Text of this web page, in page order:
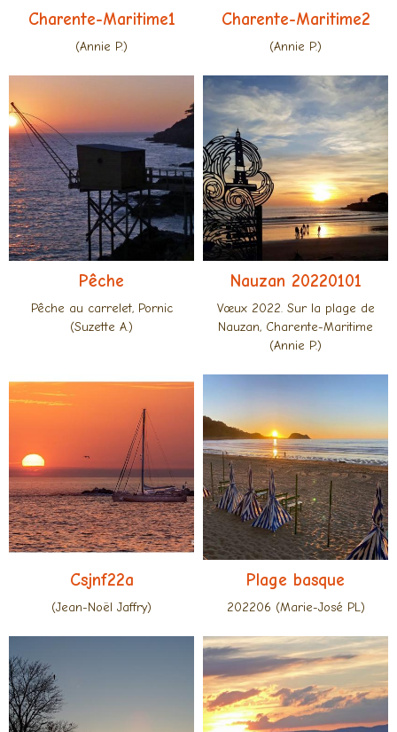
Charente-Maritime1
(Annie P.)
Charente-Maritime2
(Annie P.)
Pêche
Pêche au carrelet, Pornic
(Suzette A.)
Nauzan 20220101
Vœux 2022. Sur la plage de
Nauzan, Charente-Maritime
(Annie P.)
Csjnf22a
(Jean-Noël Jaffry)
Plage basque
202206 (Marie-José PL)